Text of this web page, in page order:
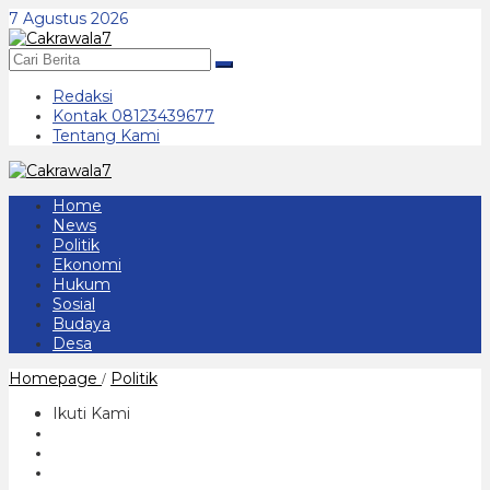
Lewati
ke
konten
7 Agustus 2026
Redaksi
Kontak 08123439677
Tentang Kami
Home
News
Politik
Ekonomi
Hukum
Sosial
Budaya
Desa
Homepage / PolitikAntusias
Ikuti Kami